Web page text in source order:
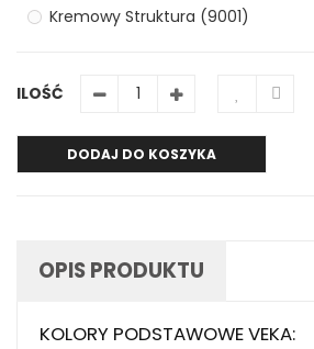
Kremowy Struktura (9001)
ILOŚĆ
DODAJ DO KOSZYKA
OPIS PRODUKTU
KOLORY PODSTAWOWE VEKA: